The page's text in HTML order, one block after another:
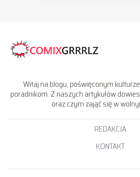
Witaj na blogu, poświęconym
poradnikom. Z naszych artykułów
oraz czym zająć się w
REDAKCJA
KONTAKT